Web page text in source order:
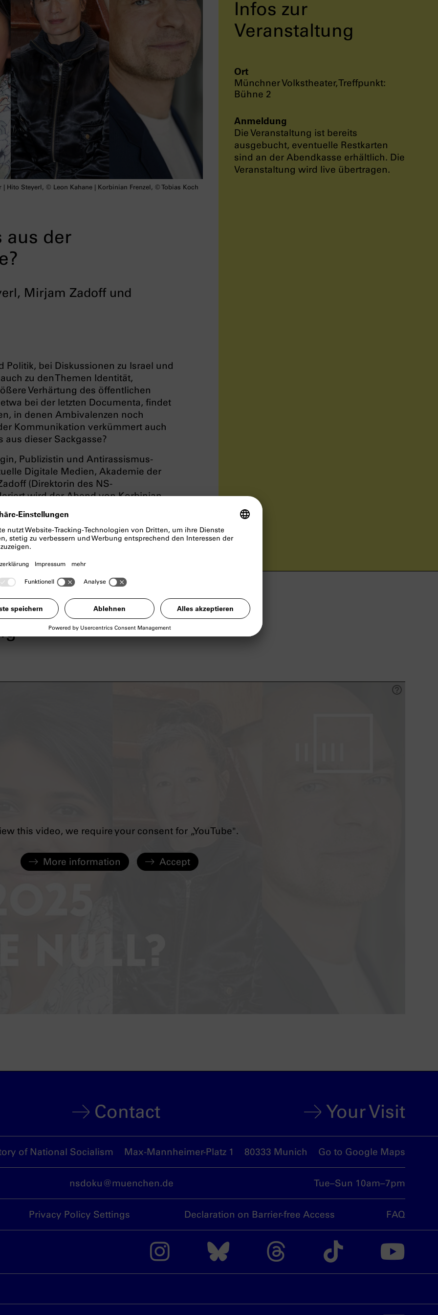
aus der
Mirjam Zadoff und
Hito Steyerl, © Leon Kahane | Korbinian Frenzel, © Tobias Koch
bei Diskussionen zu Israel und
zu den Themen Identität,
Verhärtung des öffentlichen
bei der letzten Documenta, findet
in denen Ambivalenzen noch
Kommunikation verkümmert auch
aus dieser Sackgasse?
Publizistin und Antirassismus-
Digitale Medien, Akademie der
(Direktorin des NS-
wird der Abend von Korbinian
Infos zur
Veranstaltung
Ort
Münchner Volkstheater, Treffpunkt:
Bühne 2
Anmeldung
Die Veranstaltung ist bereits
ausgebucht, eventuelle Restkarten
sind an der Abendkasse erhältlich. Die
Veranstaltung wird live übertragen.
this video, we require your consent for „YouTube".
More information Accept
Contact Your Visit
of National Socialism Max-Mannheimer-Platz 1 80333 Munich Go to Google Maps
nsdoku@muenchen.de Tue–Sun 10am–7pm
Privacy Policy Settings Declaration on Barrier-free Access FAQ
The nsdoku munich on
The nsdokuThe nsdoku
The